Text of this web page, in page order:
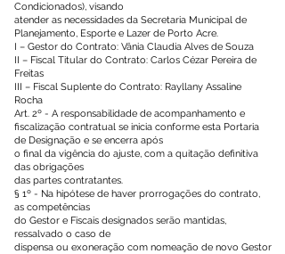
Condicionados), visando
atender as necessidades da Secretaria Municipal de
Planejamento, Esporte e Lazer de Porto Acre.
I – Gestor do Contrato: Vânia Claudia Alves de Souza
II – Fiscal Titular do Contrato: Carlos Cézar Pereira de
Freitas
III – Fiscal Suplente do Contrato: Rayllany Assaline
Rocha
Art. 2º - A responsabilidade de acompanhamento e
fiscalização contratual se inicia conforme esta Portaria
de Designação e se encerra após
o final da vigência do ajuste, com a quitação definitiva
das obrigações
das partes contratantes.
§ 1º - Na hipótese de haver prorrogações do contrato,
as competências
do Gestor e Fiscais designados serão mantidas,
ressalvado o caso de
dispensa ou exoneração com nomeação de novo Gestor